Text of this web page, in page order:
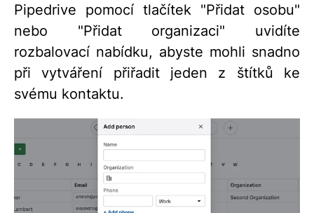
Pipedrive pomocí tlačítek "Přidat osobu"
nebo "Přidat organizaci" uvidíte
rozbalovací nabídku, abyste mohli snadno
při vytváření přiřadit jeden z štítků ke
svému kontaktu.